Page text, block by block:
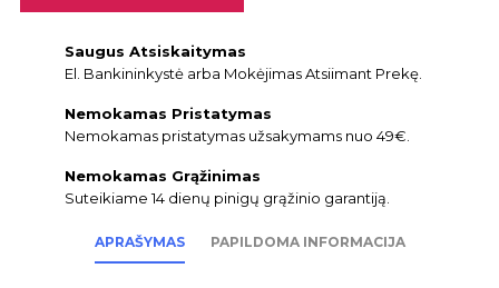
Saugus Atsiskaitymas
El. Bankininkystė arba Mokėjimas Atsiimant Prekę.
Nemokamas Pristatymas
Nemokamas pristatymas užsakymams nuo 49€.
Nemokamas Grąžinimas
Suteikiame 14 dienų pinigų grąžinio garantiją.
APRAŠYMAS PAPILDOMA INFORMACIJA